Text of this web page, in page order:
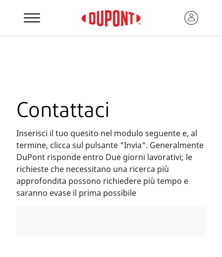
Contattaci
Inserisci il tuo quesito nel modulo seguente e, al
termine, clicca sul pulsante "Invia". Generalmente
DuPont risponde entro Due giorni lavorativi; le
richieste che necessitano una ricerca più
approfondita possono richiedere più tempo e
saranno evase il prima possibile